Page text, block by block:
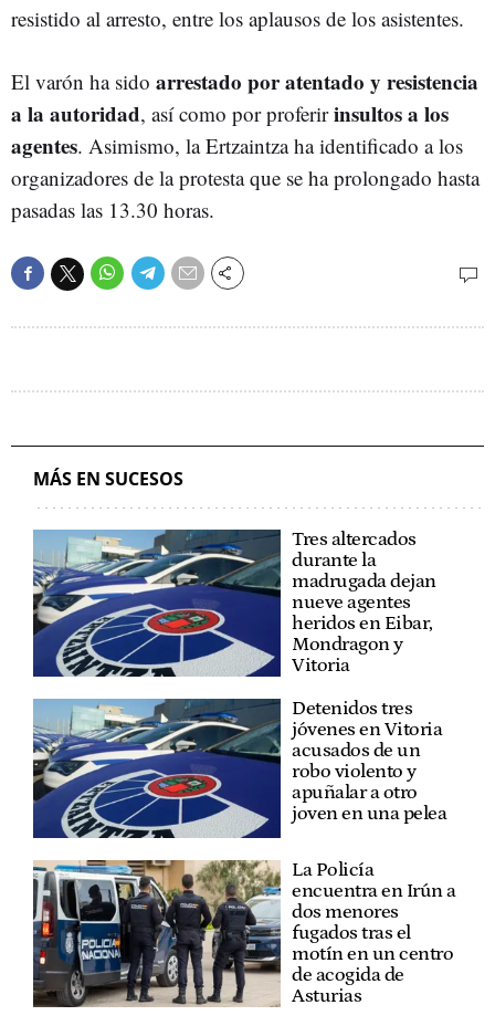
resistido al arresto, entre los aplausos de los asistentes.
El varón ha sido arrestado por atentado y resistencia
a la autoridad, así como por proferirinsultos a los
agentes. Asimismo, la Ertzaintza ha identificado a los
organizadores de la protesta que se ha prolongado hasta
pasadas las 13.30 horas.
MÁS EN SUCESOS
Tres altercados
durante la
madrugada dejan
nueve agentes
heridos en Eibar,
Mondragon y
Vitoria
Detenidos tres
jóvenes en Vitoria
acusados de un
robo violento y
apuñalar a otro
joven en una pelea
La Policía
encuentra en Irún a
dos menores
fugados tras el
motín en un centro
de acogida de
Asturias